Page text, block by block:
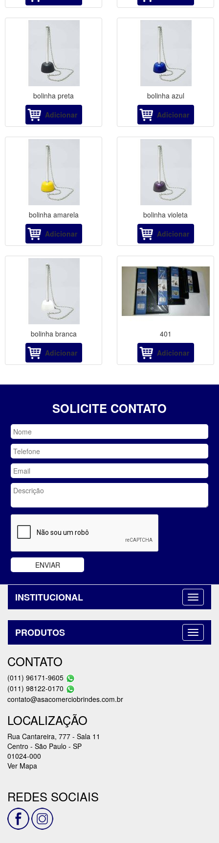
bolinha preta
Adicionar
bolinha azul
Adicionar
bolinha amarela
Adicionar
bolinha violeta
Adicionar
bolinha branca
Adicionar
401
Adicionar
SOLICITE CONTATO
INSTITUCIONAL
PRODUTOS
CONTATO
(011) 96171-9605
(011) 98122-0170
contato@asacomerciobrindes.com.br
LOCALIZAÇÃO
Rua Cantareira, 777 - Sala 11
Centro - São Paulo - SP
01024-000
Ver Mapa
REDES SOCIAIS